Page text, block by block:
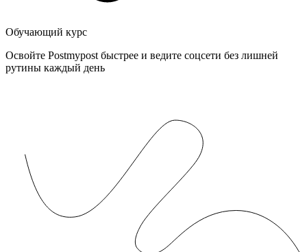
Обучающий курс
Освойте Postmypost быстрее и ведите соцсети без лишней
рутины каждый день